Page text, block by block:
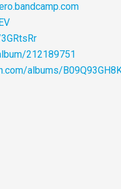
212189751
albums/